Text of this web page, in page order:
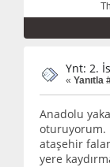
Ynt: 2.
« Yanıtla
Anadolu
oturuyorum.
ataşehir
yere